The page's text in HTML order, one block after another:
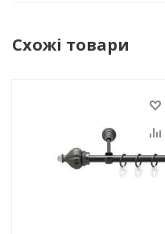
Схожі товари